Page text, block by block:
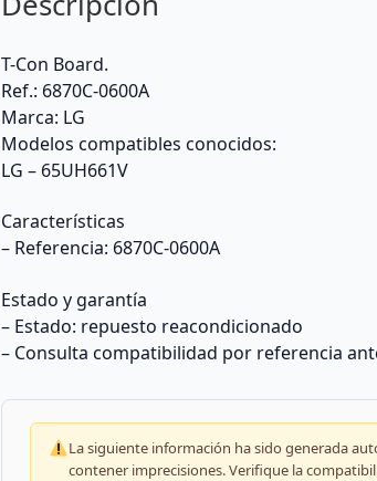
T-Con Board.
Ref.: 6870C-0600A
Marca: LG
Modelos compatibles conocidos:
LG – 65UH661V
Características
– Referencia: 6870C-0600A
Estado y garantía
– Estado: repuesto reacondicionado
– Consulta compatibilidad por referencia
La siguiente información ha sido generada
contener imprecisiones. Verifique la